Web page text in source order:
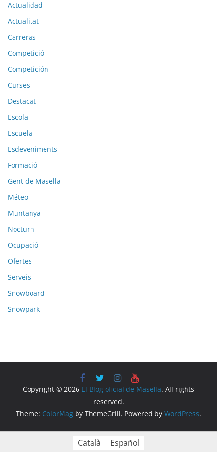
Actualidad
Actualitat
Carreras
Competició
Competición
Curses
Destacat
Escola
Escuela
Esdeveniments
Formació
Gent de Masella
Méteo
Muntanya
Nocturn
Ocupació
Ofertes
Serveis
Snowboard
Snowpark
Copyright © 2026 El Blog oficial de Masella. All rights
reserved.
Theme: ColorMag by ThemeGrill. Powered by WordPress.
Català Español